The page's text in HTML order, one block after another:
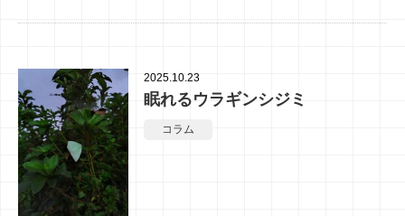
2025.10.23
眠れるウラギンシジミ
コラム